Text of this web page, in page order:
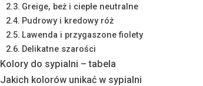
Greige, beż i ciepłe neutralne
Pudrowy i kredowy róż
Lawenda i przygaszone fiolety
Delikatne szarości
Kolory do sypialni – tabela
Jakich kolorów unikać w sypialni